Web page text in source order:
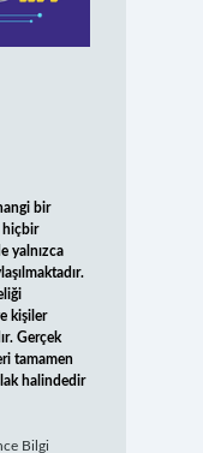
bir
hiçbir
yalnızca
kişiler
Gerçek
tamamen
halindedir
Bilgi